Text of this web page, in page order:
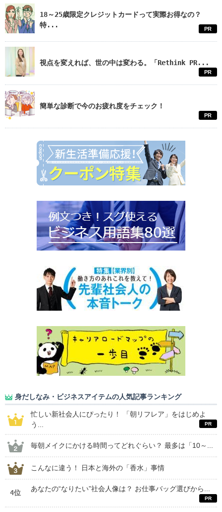
18～25歳限定クレジットカードって実際お得なの？
特...
PR
視点を変えれば、世の中は変わる。「Rethink PR...
PR
簡単な診断で今のお疲れ度をチェック！
PR
身だしなみ・ビジネスアイテムの人気記事ランキング
忙しい新社会人にぴったり！ 「朝リフレア」をはじめよ
う...
毎朝メイクにかける時間ってどれぐらい？ 最多は「10～...
こんなに違う！ 日本と海外の「香水」事情
4位 あなたの“なりたい”社会人像は？ お仕事バッグ選びから...